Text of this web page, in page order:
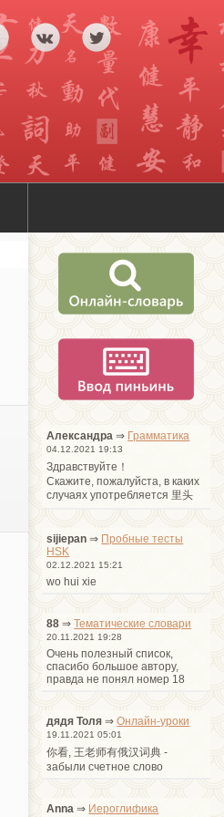
Александра ⇒ Грамматика
04.12.2021 19:13
Здравствуйте！
Cкажите, пожалуйста, в каких
случаях употребляется 里头
sijiepan ⇒ Пробные тесты
HSK
02.12.2021 15:21
wo hui xie
88 ⇒Тематические словари
20.11.2021 19:28
Очень полезный список,
спасибо большое автору,
правда не понял номер 18
дядя Толя ⇒Онлайн-уроки
19.11.2021 05:01
你看, 王老师有俄汉词典 -
забыли счетное слово
Anna ⇒ Иероглифика